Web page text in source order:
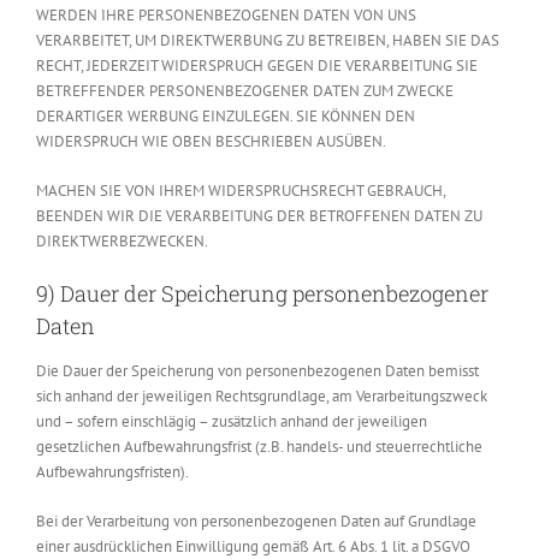
WERDEN IHRE PERSONENBEZOGENEN DATEN VON UNS
VERARBEITET, UM DIREKTWERBUNG ZU BETREIBEN, HABEN SIE DAS
RECHT, JEDERZEIT WIDERSPRUCH GEGEN DIE VERARBEITUNG SIE
BETREFFENDER PERSONENBEZOGENER DATEN ZUM ZWECKE
DERARTIGER WERBUNG EINZULEGEN. SIE KÖNNEN DEN
WIDERSPRUCH WIE OBEN BESCHRIEBEN AUSÜBEN.
MACHEN SIE VON IHREM WIDERSPRUCHSRECHT GEBRAUCH,
BEENDEN WIR DIE VERARBEITUNG DER BETROFFENEN DATEN ZU
DIREKTWERBEZWECKEN.
9) Dauer der Speicherung personenbezogener
Daten
Die Dauer der Speicherung von personenbezogenen Daten bemisst
sich anhand der jeweiligen Rechtsgrundlage, am Verarbeitungszweck
und – sofern einschlägig – zusätzlich anhand der jeweiligen
gesetzlichen Aufbewahrungsfrist (z.B. handels- und steuerrechtliche
Aufbewahrungsfristen).
Bei der Verarbeitung von personenbezogenen Daten auf Grundlage
einer ausdrücklichen Einwilligung gemäß Art. 6 Abs. 1 lit. a DSGVO